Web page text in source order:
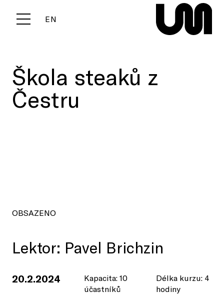
Menu CZ
EN
Škola steaků z
Čestru
OBSAZENO
Lektor: Pavel Brichzin
20.2.2024
Kapacita: 10
účastníků
Délka kurzu: 4
hodiny